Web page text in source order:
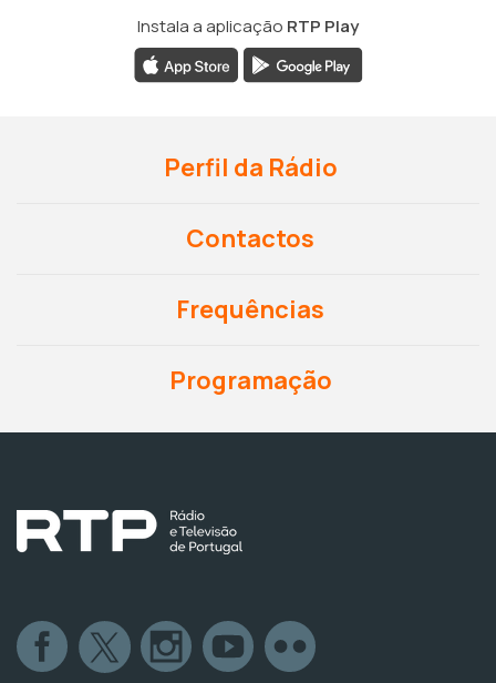
Instala a aplicação RTP Play
Perfil da Rádio
Contactos
Frequências
Programação